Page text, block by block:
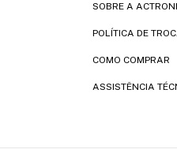
SOBRE A
POLÍTICA DE
COMO COMPRAR
ASSISTÊNCIA